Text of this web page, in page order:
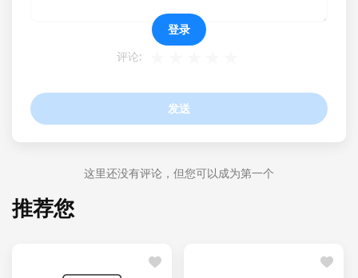
评论:
发送
登录
这里还没有评论，但您可以成为第一个
推荐您